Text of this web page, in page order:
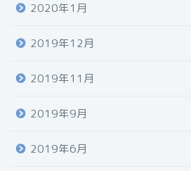
2020年1月
2019年12月
2019年11月
2019年9月
2019年6月